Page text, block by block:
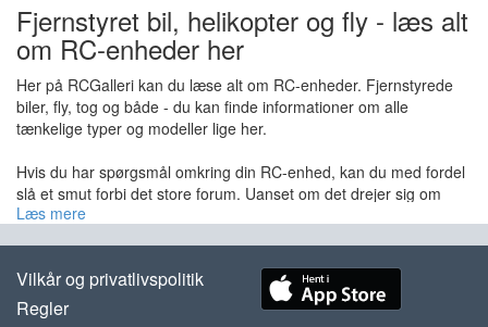
Fjernstyret bil, helikopter og fly - læs alt
om RC-enheder her
Her på RCGalleri kan du læse alt om RC-enheder. Fjernstyrede
biler, fly, tog og både - du kan finde informationer om alle
tænkelige typer og modeller lige her.
Hvis du har spørgsmål omkring din RC-enhed, kan du med fordel
slå et smut forbi det store forum. Uanset om det drejer sig om
teknik, styling, køb af model eller noget helt fjerde, så kan du finde
Overvejer du at købe en RC-enhed? Måske en fjernstyret bil eller
Læs mere
Vilkår og privatlivspolitik
Regler